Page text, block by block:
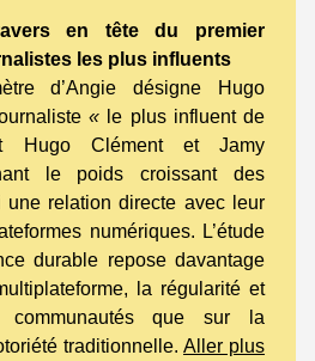
en tête du premier
les plus influents
d’Angie désigne Hugo
« le plus influent de
Hugo Clément et Jamy
le poids croissant des
une relation directe avec leur
numériques. L’étude
durable repose davantage
la régularité et
communautés que sur la
traditionnelle. Aller plus